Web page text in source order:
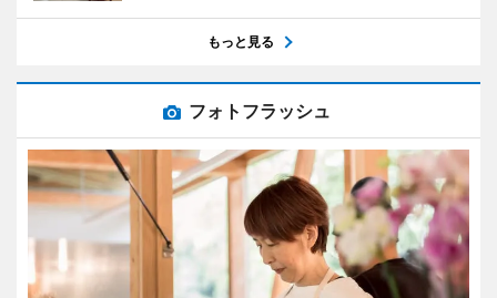
もっと見る
フォトフラッシュ